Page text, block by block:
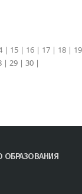
| 15| 16| 17| 18| 19
| 29 | 30 |
ОБРАЗОВАНИЯ